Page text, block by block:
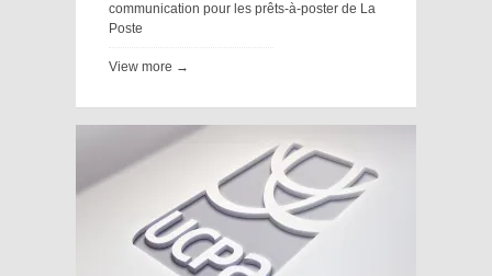
communication pour les prêts-à-poster de La
Poste
View more →